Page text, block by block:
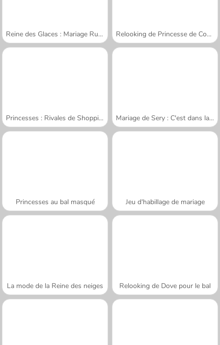
Reine des Glaces : Mariage Ruiné Relooking de Princesse de Conte de Fées
Princesses : Rivales de Shopping Mariage de Sery : C'est dans la boîte
Princesses au bal masqué Jeu d'habillage de mariage
La mode de la Reine des neiges Relooking de Dove pour le bal